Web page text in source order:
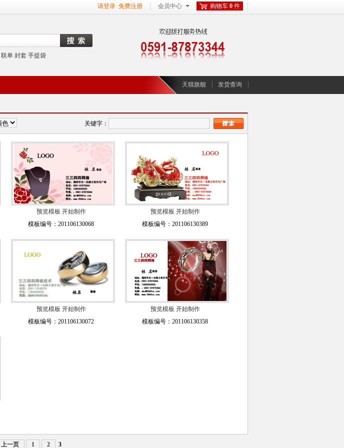
请登录 免费注册 会员中心 购物车 0 件
联单 封套 手提袋
天猫旗舰 发货查询
关键字：
预览模板 开始制作
模板编号：201106130068
预览模板 开始制作
模板编号：201106130389
预览模板 开始制作
模板编号：201106130072
预览模板 开始制作
模板编号：201106130358
上一页 1 2 3